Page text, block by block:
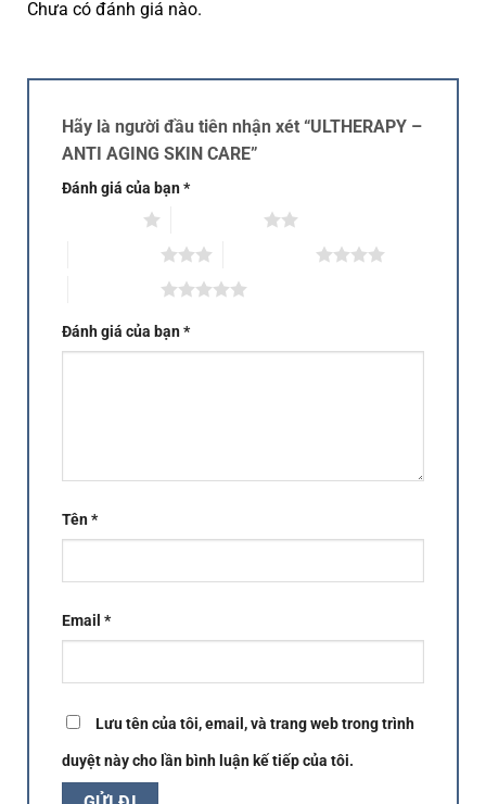
Chưa có đánh giá nào.
Hãy là người đầu tiên nhận xét “ULTHERAPY –
ANTI AGING SKIN CARE”
Đánh giá của bạn*
Đánh giá của bạn*
Tên*
Email *
Lưu tên của tôi, email, và trang web trong trình
duyệt này cho lần bình luận kế tiếp của tôi.